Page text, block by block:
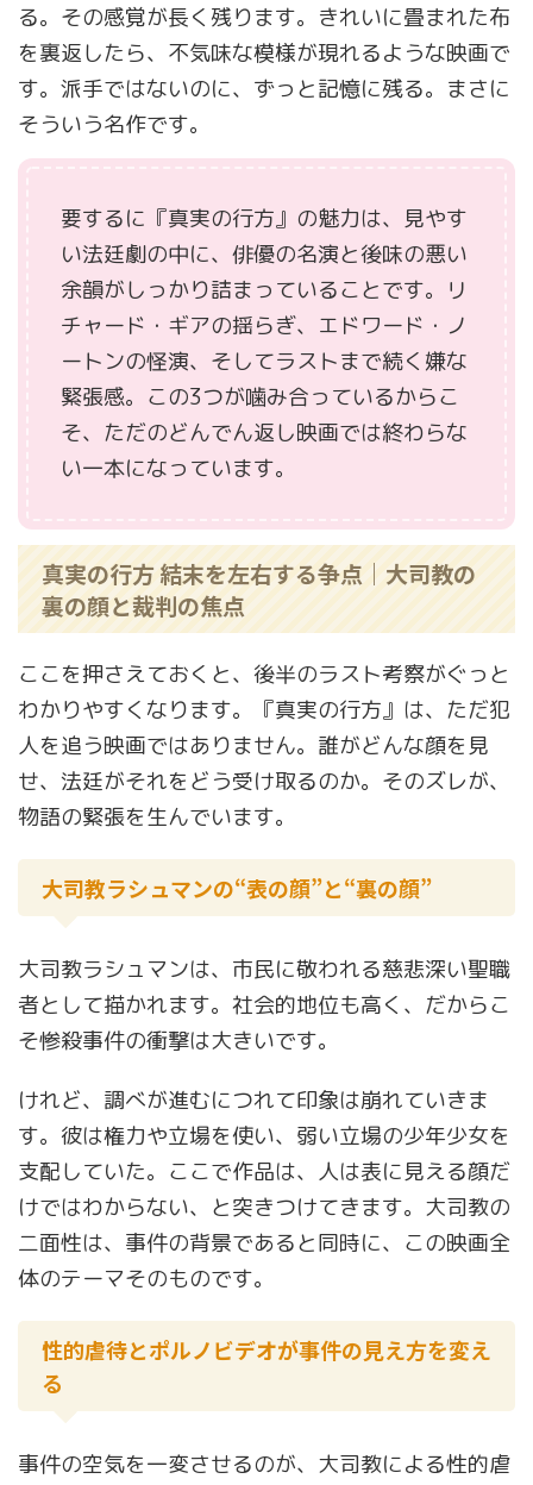
る。その感覚が長く残ります。きれいに畳まれた布
を裏返したら、不気味な模様が現れるような映画で
す。派手ではないのに、ずっと記憶に残る。まさに
そういう名作です。
要するに『真実の行方』の魅力は、見やす
い法廷劇の中に、俳優の名演と後味の悪い
余韻がしっかり詰まっていることです。リ
チャード・ギアの揺らぎ、エドワード・ノ
ートンの怪演、そしてラストまで続く嫌な
緊張感。この3つが噛み合っているからこ
そ、ただのどんでん返し映画では終わらな
い一本になっています。
真実の行方 結末を左右する争点｜大司教の
裏の顔と裁判の焦点
ここを押さえておくと、後半のラスト考察がぐっと
わかりやすくなります。『真実の行方』は、ただ犯
人を追う映画ではありません。誰がどんな顔を見
せ、法廷がそれをどう受け取るのか。そのズレが、
物語の緊張を生んでいます。
大司教ラシュマンの“表の顔”と“裏の顔”
大司教ラシュマンは、市民に敬われる慈悲深い聖職
者として描かれます。社会的地位も高く、だからこ
そ惨殺事件の衝撃は大きいです。
けれど、調べが進むにつれて印象は崩れていきま
す。彼は権力や立場を使い、弱い立場の少年少女を
支配していた。ここで作品は、人は表に見える顔だ
けではわからない、と突きつけてきます。大司教の
二面性は、事件の背景であると同時に、この映画全
体のテーマそのものです。
性的虐待とポルノビデオが事件の見え方を変え
る
事件の空気を一変させるのが、大司教による性的虐